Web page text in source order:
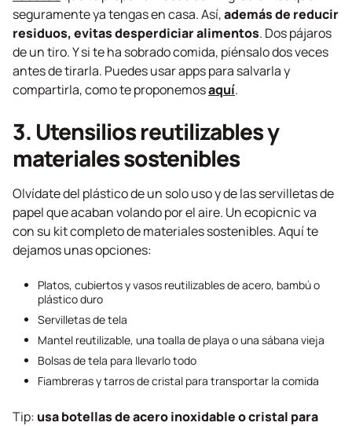
seguramente ya tengas en casa. Así,además de reducir
residuos, evitas desperdiciar alimentos. Dos pájaros
de un tiro. Y si te ha sobrado comida, piénsalo dos veces
antes de tirarla. Puedes usar apps para salvarla y
compartirla, como te proponemosaquí.
3. Utensilios reutilizables y
materiales sostenibles
Olvídate del plástico de un solo uso y de las servilletas de
papel que acaban volando por el aire. Unecopicnicva
con su kit completo de materiales sostenibles. Aquí te
dejamos unas opciones:
Platos, cubiertos y vasos reutilizables de acero, bambú o
plástico duro
Servilletas de tela
Mantel reutilizable, una toalla de playa o una sábana vieja
Bolsas de tela para llevarlo todo
Fiambreras y tarros de cristal para transportar la comida
Tip: usa botellas de acero inoxidable o cristal para